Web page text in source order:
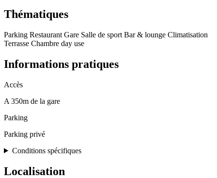
Thématiques
Parking Restaurant Gare Salle de sport Bar & lounge Climatisation
Terrasse Chambre day use
Informations pratiques
Accès
A 350m de la gare
Parking
Parking privé
Conditions spécifiques
Localisation